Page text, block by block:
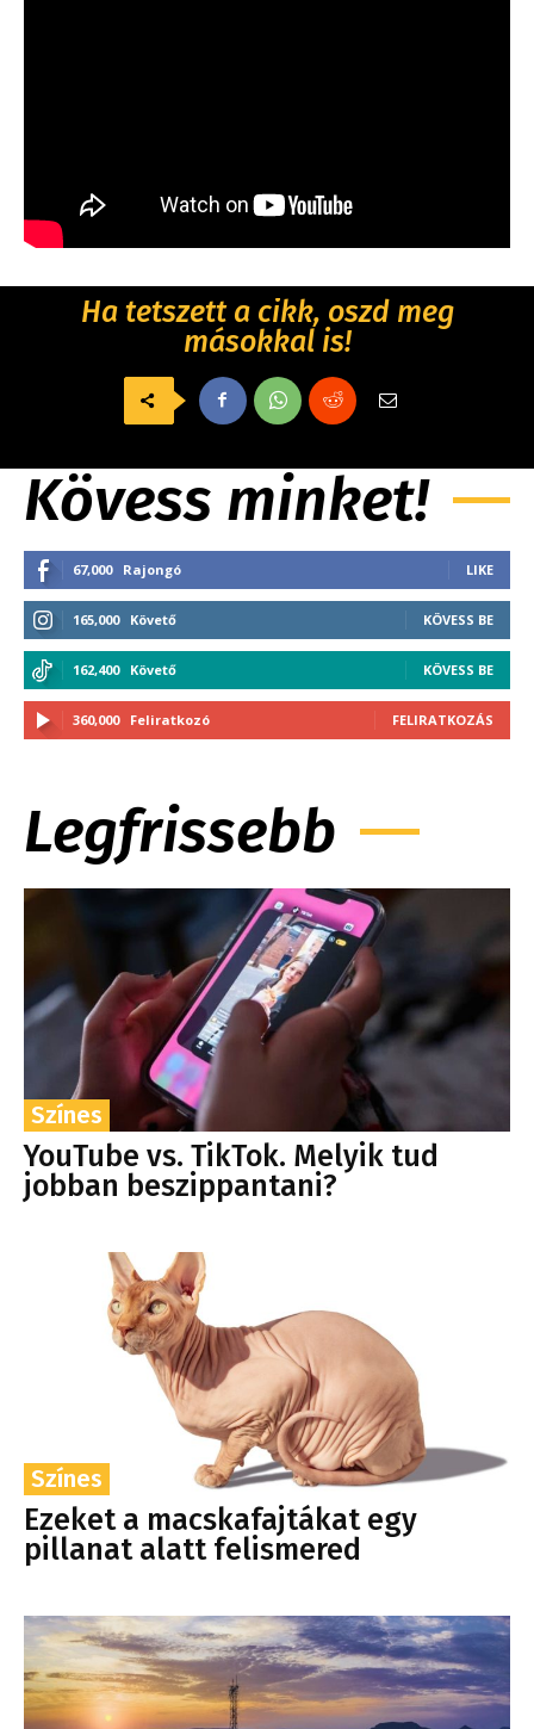
Ha tetszett a cikk, oszd meg
másokkal is!
Kövess minket!
67,000 Rajongó LIKE
165,000 Követő KÖVESS BE
162,400 Követő KÖVESS BE
360,000 Feliratkozó FELIRATKOZÁS
Legfrissebb
Színes
YouTube vs. TikTok. Melyik tud
jobban beszippantani?
Színes
Ezeket a macskafajtákat egy
pillanat alatt felismered